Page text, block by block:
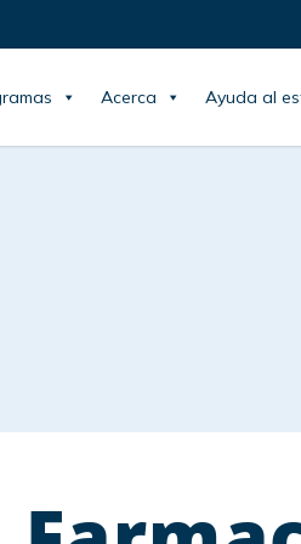
Acerca Ayuda al